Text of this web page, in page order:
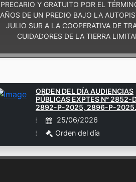
PRECARIO Y GRATUITO POR EL
AÑOS DE UN PREDIO BAJO LA
JULIO SUR A LA COOPERATIVA DE
CUIDADORES DE LA TIERRA
ORDEN DEL DÍA AUDIENCIAS
PÚBLICAS EXPTES N°
2892-P-2025, 2896-P-2025.
25/06/2026
Orden del día